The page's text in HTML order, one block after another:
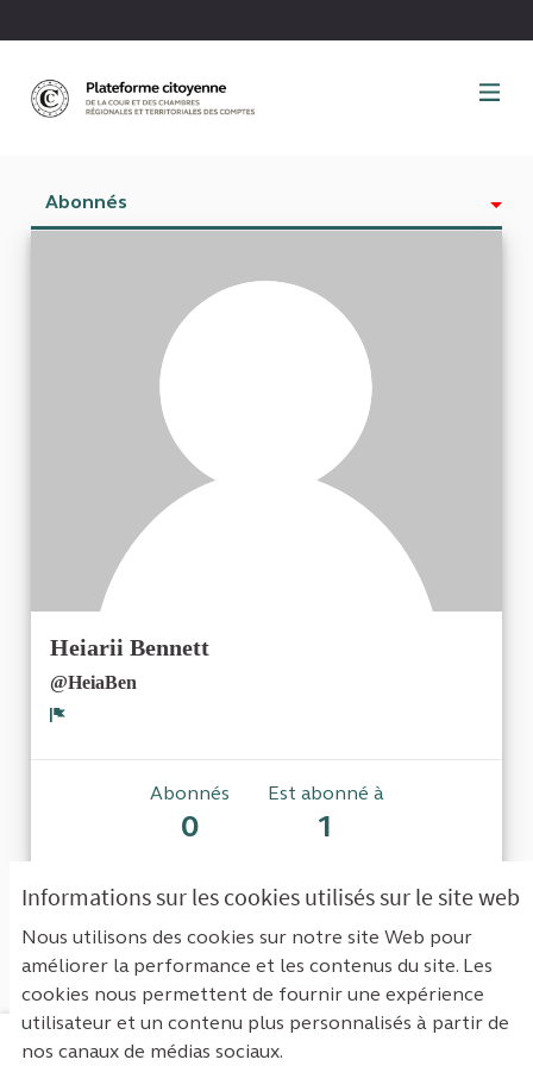
Informations sur les cookies utilisés sur le site web
Nous utilisons des cookies sur notre site Web pour
améliorer la performance et les contenus du site. Les
cookies nous permettent de fournir une expérience
utilisateur et un contenu plus personnalisés à partir de
nos canaux de médias sociaux.
Abonnés
Heiarii Bennett
@HeiaBen
Abonnés
0
Est abonné à
1
Aucun abonné pour le moment.
Mentions légales